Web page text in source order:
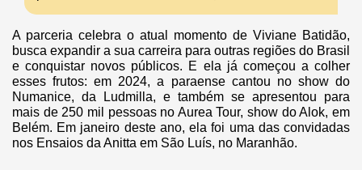
A parceria celebra o atual momento de Viviane Batidão,
busca expandir a sua carreira para outras regiões do Brasil
e conquistar novos públicos. E ela já começou a colher
esses frutos: em 2024, a paraense cantou no show do
Numanice, da Ludmilla, e também se apresentou para
mais de 250 mil pessoas no Aurea Tour, show do Alok, em
Belém. Em janeiro deste ano, ela foi uma das convidadas
nos Ensaios da Anitta em São Luís, no Maranhão.